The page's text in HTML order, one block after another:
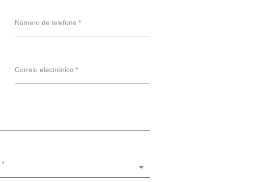
Número de telefone *
Correio electrónico *
*